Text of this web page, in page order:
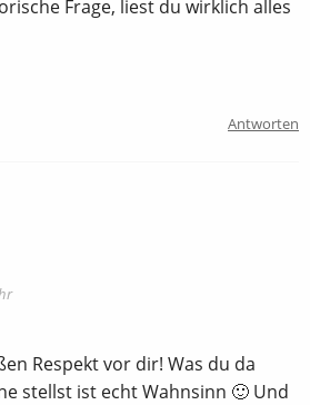
Frage, liest du wirklich alles
Antworten
Respekt vor dir! Was du da
stellst ist echt Wahnsinn 🙂 Und